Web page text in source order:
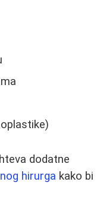
dodatne
hirurga kako bi